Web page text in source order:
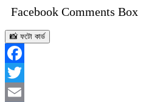
Facebook Comments Box
📸 ফটো কার্ড
Facebook
Twitter